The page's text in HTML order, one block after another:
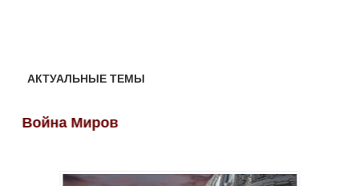
АКТУАЛЬНЫЕ ТЕМЫ
Война Миров